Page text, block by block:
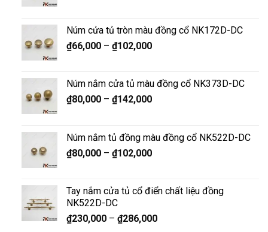
Núm cửa tủ tròn màu đồng cổ NK172D-DC
₫66,000– ₫102,000
Núm nắm cửa tủ màu đồng cổ NK373D-DC
₫80,000– ₫142,000
Núm nắm tủ đồng màu đồng cổ NK522D-DC
₫80,000– ₫102,000
Tay nắm cửa tủ cổ điển chất liệu đồng
NK522D-DC
₫230,000– ₫286,000